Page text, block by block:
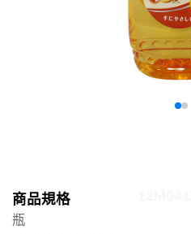
商品規格
瓶